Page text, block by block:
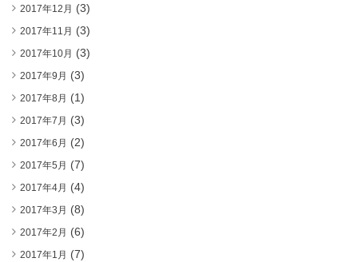
2017年12月 (3)
2017年11月 (3)
2017年10月 (3)
2017年9月 (3)
2017年8月 (1)
2017年7月 (3)
2017年6月 (2)
2017年5月 (7)
2017年4月 (4)
2017年3月 (8)
2017年2月 (6)
2017年1月 (7)